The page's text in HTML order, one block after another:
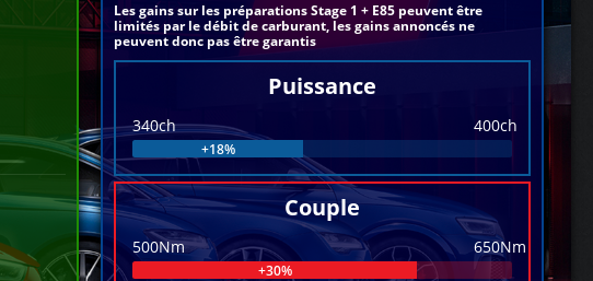
Les gains sur les préparations Stage 1 + E85 peuvent être
limités par le débit de carburant, les gains annoncés ne
peuvent donc pas être garantis
Puissance
340ch 400ch
+18%
Couple
500Nm 650Nm
+30%